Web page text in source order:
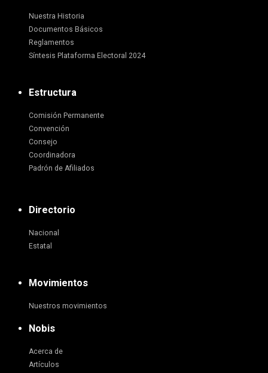
Nuestra Historia
Documentos Básicos
Reglamentos
Síntesis Plataforma Electoral 2024
Estructura
Comisión Permanente
Convención
Consejo
Coordinadora
Padrón de Afiliados
Directorio
Nacional
Estatal
Movimientos
Nuestros movimientos
Nobis
Acerca de
Artículos